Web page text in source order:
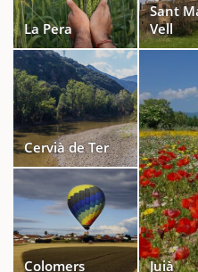
La Pera
Sant
Vell
Cervià de Ter
Colomers Juià